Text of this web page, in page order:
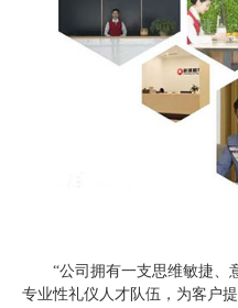
“公司拥有一支思维敏捷、
专业性礼仪人才队伍，为客户